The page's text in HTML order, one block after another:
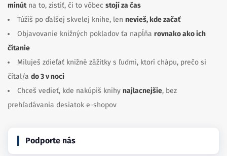
minútna to, zistiť, či to vôbec stojí za čas
Túžiš po ďalšej skvelej knihe, len nevieš, kde začať
Objavovanie knižných pokladov ťa napĺňa rovnako ako ich
čítanie
Miluješ zdieľať knižné zážitky s ľuďmi, ktorí chápu, prečo si
čítal/a do 3 v noci
Chceš vedieť, kde nakúpiš knihy najlacnejšie, bez
prehľadávania desiatok e-shopov
Podporte nás